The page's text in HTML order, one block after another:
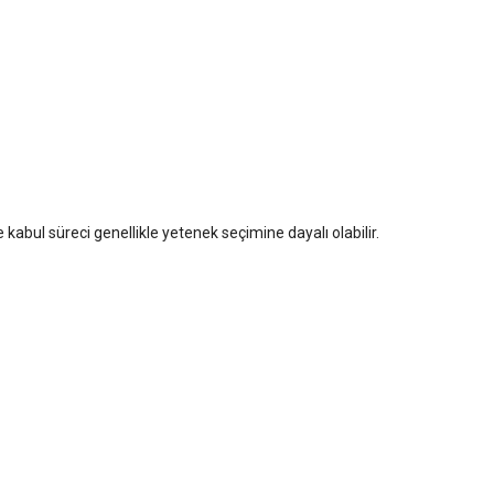
süreci genellikle yetenek seçimine dayalı olabilir.